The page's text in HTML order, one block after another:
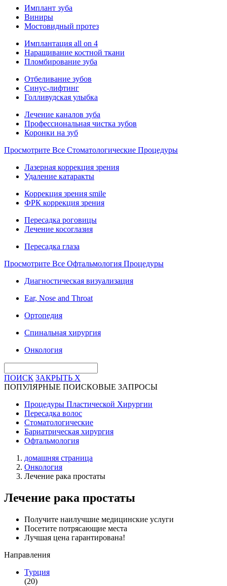
Имплант зуба
Виниры
Мостовидный протез
Имплантация all on 4
Наращивание костной ткани
Пломбирование зуба
Отбеливание зубов
Синус-лифтинг
Голливудская улыбка
Лечение каналов зуба
Профессиональная чистка зубов
Коронки на зуб
Просмотрите Все Стоматологические Процедуры
Лазерная коррекция зрения
Удаление катаракты
Коррекция зрения smile
ФРК коррекция зрения
Пересадка роговицы
Лечение косоглазия
Пересадка глаза
Просмотрите Все Офтальмология Процедуры
Диагностическая визуализация
Ear, Nose and Throat
Ортопедия
Спинальная хирургия
Онкология
ПОИСК ЗАКРЫТЬ X
ПОПУЛЯРНЫЕ ПОИСКОВЫЕ ЗАПРОСЫ
Процедуры Пластической Хирургии
Пересадка волос
Стоматологические
Бариатрическая хирургия
Офтальмология
домашняя страница
Онкология
Лечение рака простаты
Лечение рака простаты
Получите наилучшие медицинские услуги
Посетите потрясающие места
Лучшая цена гарантирована!
Направления
Турция
(20)